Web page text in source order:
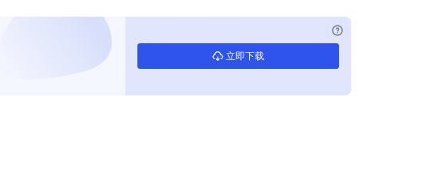
立即下载